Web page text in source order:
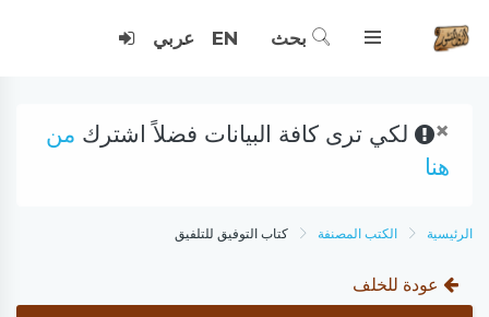
بحث EN عربي
× لكي ترى كافة البيانات فضلاً اشترك من
هنا
الرئيسية الكتب المصنفة كتاب التوفيق للتلفيق
عودة للخلف